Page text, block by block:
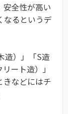
安全性が高い
なるというデ
造）」「S造
ート造）」
きなどにはチ